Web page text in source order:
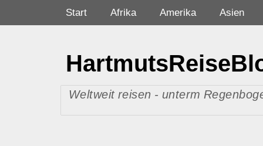
Weltweit reisen - unterm
Primäres Menü
Inhalt
Start Afrika Amerika Asien